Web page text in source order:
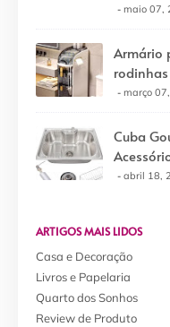
maio 07,
Armário
rodinhas
março
Cuba
abril 18,
ARTIGOS MAIS LIDOS
Casa e Decoração
Livros e Papelaria
Quarto dos Sonhos
Review de Produto